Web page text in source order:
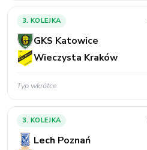
3. KOLEJKA
GKS Katowice
Wieczysta Kraków
Typ wkrótce
3. KOLEJKA
Lech Poznań